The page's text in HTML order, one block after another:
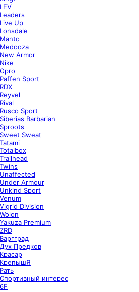
LEV
Leaders
Live Up
Lonsdale
Manto
Medooza
New Armor
Nike
Opro
Paffen Sport
RDX
Reyvel
Rival
Rusco Sport
Siberias Barbarian
Sproots
Sweet Sweat
Tatami
Totalbox
Trailhead
Twins
Unaffected
Under Armour
Unkind Sport
Venum
Vigrid Division
Wolon
Yakuza Premium
ZRD
Варгград
Дух Предков
Красар
КрепышЯ
Рать
Спортивный интерес
6F